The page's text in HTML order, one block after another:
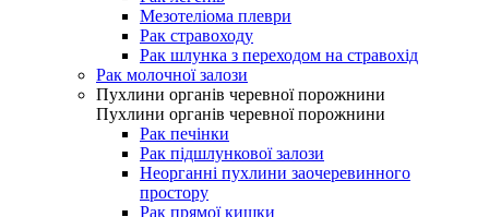
Мезотеліома плеври
Рак стравоходу
Рак шлунка з переходом на стравохід
Рак молочної залози
Пухлини органів черевної порожнини
Пухлини органів черевної порожнини
Рак печінки
Рак підшлункової залози
Неорганні пухлини заочеревинного
простору
Рак прямої кишки